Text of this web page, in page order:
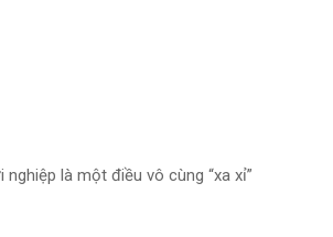
nghiệp là một điều vô cùng “xa xỉ”